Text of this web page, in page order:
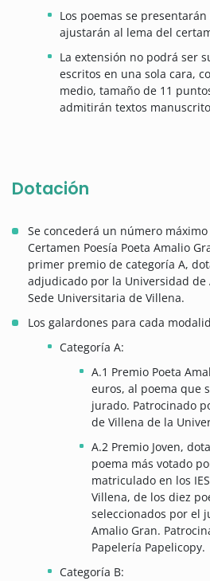
Los poemas se
ajustarán al lema del
La extensión no podrá ser
escritos en una sola cara,
medio, tamaño de 11
admitirán textos
Dotación
Se concederá un número
Certamen Poesía Poeta Amalio
primer premio de categoría A,
adjudicado por la Universidad de
Sede Universitaria de Villena.
Los galardones para cada
Categoría A:
A.1 Premio Poeta
euros, al poema que
jurado. Patrocinado
de Villena de la
A.2 Premio Joven,
poema más votado
matriculado en los
Villena, de los diez
seleccionados por el
Amalio Gran.
Papelería Papelicopy.
Categoría B: